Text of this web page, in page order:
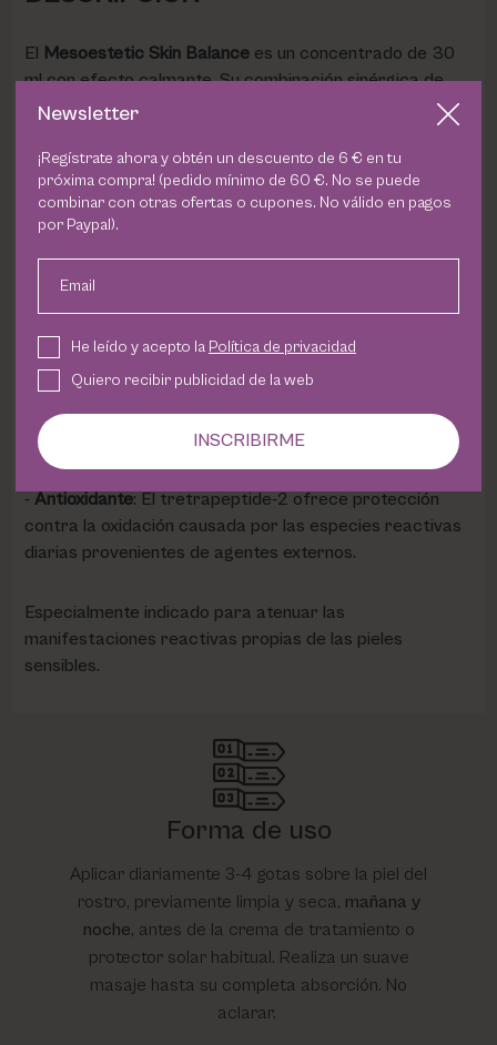
El Mesoestetic Skin Balancees un concentrado de 30
ml con efecto calmante. Su combinación sinérgica de
activos de origen vegetal proporciona una acción
Además:
Acción Regeneradora
Bio-Equilibrante
: La presencia de un prébiotico
promueve el equilibrio de la microbiota y la presencia de
bacterias beneficiosas, fortaleciendo así el sistema de
defensa natural de la piel.
Antioxidante: El tretrapeptide-2 ofrece protección
contra la oxidación causada por las especies reactivas
diarias provenientes de agentes externos.
Especialmente indicado para atenuar las
manifestaciones reactivas propias de las pieles
sensibles.
Forma de uso
Aplicar diariamente 3-4 gotas sobre la piel del
rostro, previamente limpia y seca, mañana y
noche, antes de la crema de tratamiento o
protector solar habitual. Realiza un suave
masaje hasta su completa absorción. No
aclarar.
Newsletter
¡Regístrate ahora y obtén un descuento de 6 € en tu
próxima compra! (pedido mínimo de 60 €. No se puede
combinar con otras ofertas o cupones. No válido en pagos
por Paypal).
Email
He leído y acepto la Política de privacidad
Quiero recibir publicidad de la web
INSCRIBIRME